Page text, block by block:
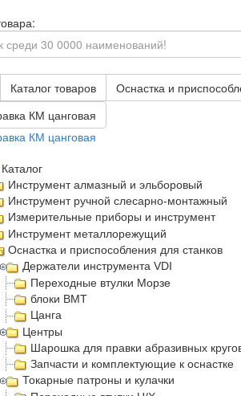
Каталог товаров Оснастка и
КМ цанговая
КМ цанговая
Каталог
Инструмент алмазный и эльборовый
Инструмент ручной слесарно-монтажный
Измерительные приборы и инструмент
Инструмент металлорежущий
Оснастка и приспособления для станков
Держатели инструмента VDI
Переходные втулки Морзе
блоки BMT
Цанга
Центры
Шарошка для правки абразивных кругов
Запчасти и комплектующие к оснастке
Токарные патроны и кулачки